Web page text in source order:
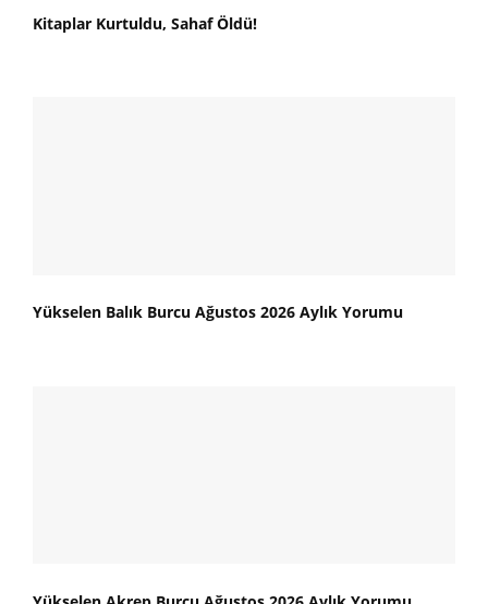
Kitaplar Kurtuldu, Sahaf Öldü!
Yükselen Balık Burcu Ağustos 2026 Aylık Yorumu